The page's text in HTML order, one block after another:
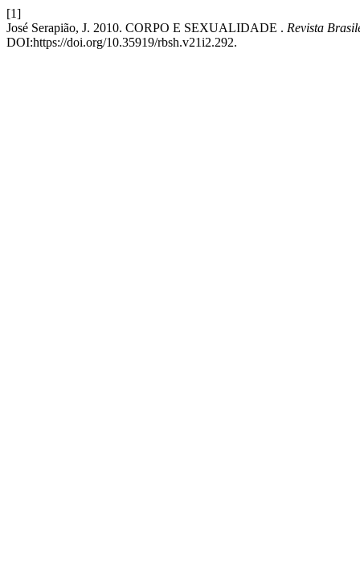
[1]
José Serapião, J. 2010. CORPO E SEXUALIDADE . Revista
DOI:https://doi.org/10.35919/rbsh.v21i2.292.